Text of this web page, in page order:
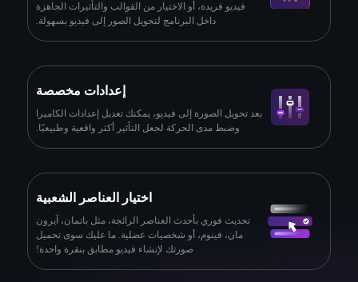
فيديو فريدة، أو الاختيار من القوالب والتأثيرات الجاهزة
داخل البرنامج لتحويل الصور إلى فيديو بسهولة.
إعدادات مخصصة
بعد تحويل الصورة إلى فيديو، يمكنك تعديل إعدادات الكاميرا
وضبط مدى الحركة لجعل التأثير أكثر واقعية وطبيعيًا.
اختيار العناصر الشعبية
تحديث فوري بأحدث العناصر الرائجة، مثل باتمان، آيرون
مان، فينوم، أو شخصيات عضلية. ما عليك سوى تحميل
صورتك لإنشاء فيديو مطابق بنقرة واحدة!